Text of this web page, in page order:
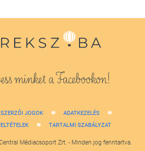
minket a Facebookon!
SZERZŐI JOGOK
ADATKEZELÉS
TARTALMI SZABÁLYZAT
Médiacsoport Zrt. - Minden jog fenntartva.